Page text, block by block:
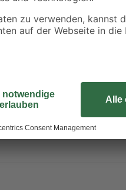
die Atemwege reizen.
Schutzkleidung /
entfernen. Weiter
ausziehen und vor
der